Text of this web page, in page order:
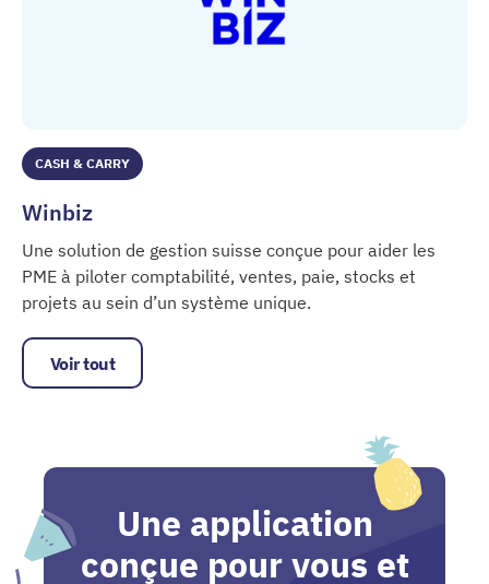
CASH & CARRY
Winbiz
Une solution de gestion suisse conçue pour aider les
PME à piloter comptabilité, ventes, paie, stocks et
projets au sein d’un système unique.
Voir tout
Une application
conçue pour vous et